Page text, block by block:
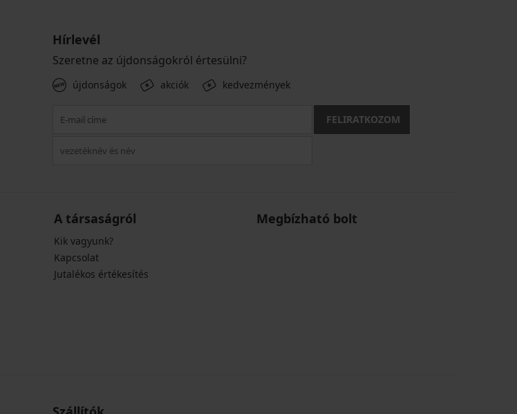
Hírlevél
Szeretne az újdonságokról értesülni?
újdonságok akciók kedvezmények
FELIRATKOZOM
A társaságról
Kik vagyunk?
Kapcsolat
Jutalékos értékesítés
Megbízható bolt